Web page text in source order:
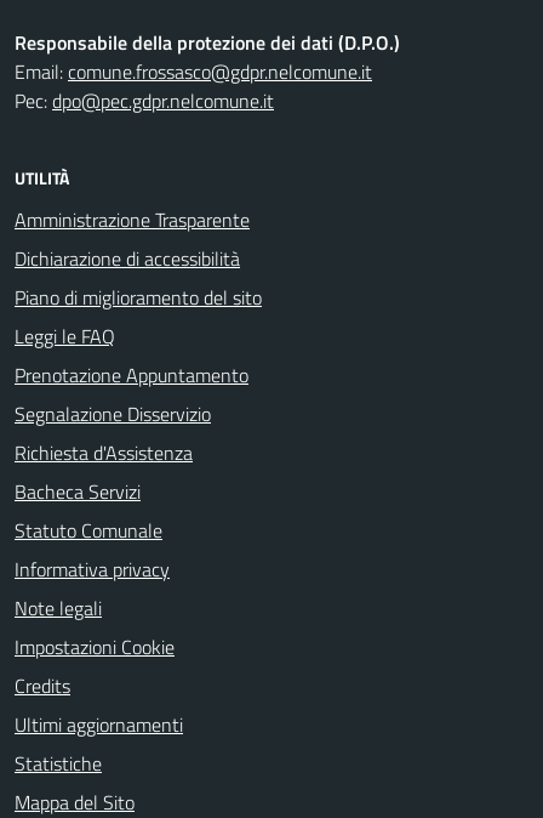
Responsabile della protezione dei dati (D.P.O.)
Email:comune.frossasco@gdpr.nelcomune.it
Pec:dpo@pec.gdpr.nelcomune.it
UTILITÀ
Amministrazione Trasparente
Dichiarazione di accessibilità
Piano di miglioramento del sito
Leggi le FAQ
Prenotazione Appuntamento
Segnalazione Disservizio
Richiesta d'Assistenza
Bacheca Servizi
Statuto Comunale
Informativa privacy
Note legali
Impostazioni Cookie
Credits
Ultimi aggiornamenti
Statistiche
Mappa del Sito